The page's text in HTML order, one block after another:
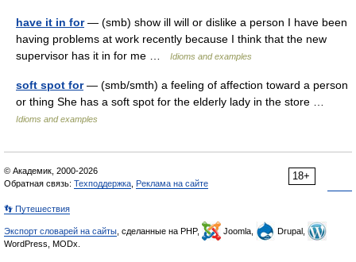
have it in for— (smb) show ill will or dislike a person I have been
having problems at work recently because I think that the new
supervisor has it in for me …
Idioms and examples
soft spot for— (smb/smth) a feeling of affection toward a person
or thing She has a soft spot for the elderly lady in the store …
Idioms and examples
18+
© Академик, 2000-2026
Обратная связь: Техподдержка Реклама на сайте
👣 Путешествия
Экспорт словарей на сайты , сделанные на PHP, Joomla,
Drupal,
WordPress, MODx.